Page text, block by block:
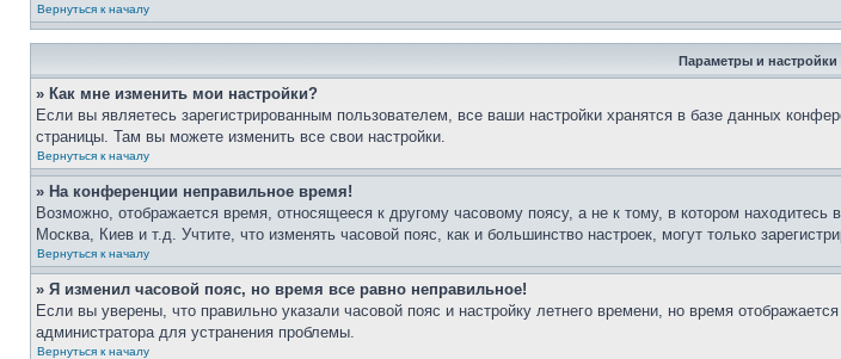
Вернуться к началу
Параметры и настройки
» Как мне изменить мои настройки?
Если вы являетесь зарегистрированным пользователем, все ваши настройки хранятся в базе данных
страницы. Там вы можете изменить все свои настройки.
Вернуться к началу
» На конференции неправильное время!
Возможно, отображается время, относящееся к другому часовому поясу, а не к тому, в котором
Москва, Киев и т.д. Учтите, что изменять часовой пояс, как и большинство настроек, могут только
Вернуться к началу
» Я изменил часовой пояс, но время все равно неправильное!
Если вы уверены, что правильно указали часовой пояс и настройку летнего времени, но время
администратора для устранения проблемы.
Вернуться к началу